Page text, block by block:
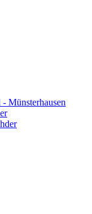
Münsterhausen